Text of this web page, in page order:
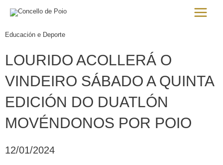
Main
Educación e Deporte
LOURIDO ACOLLERÁ O
VINDEIRO SÁBADO A QUINTA
EDICIÓN DO DUATLÓN
MOVÉNDONOS POR POIO
12/01/2024